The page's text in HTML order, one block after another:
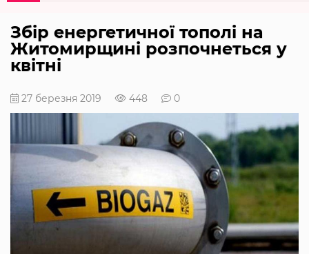
Збір енергетичної тополі на
Житомирщині розпочнеться у
квітні
27 березня 2019 448 0